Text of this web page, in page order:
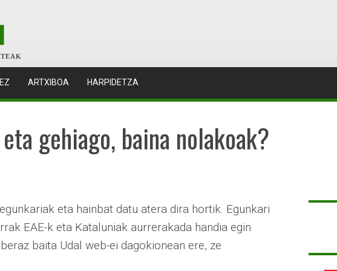
ARTXIBOA HARPIDETZA
gehiago, baina nolakoak?
eta hainbat datu atera dira hortik. Egunkari
EAE-k eta Kataluniak aurrerakada handia egin
baita Udal web-ei dagokionean ere, ze